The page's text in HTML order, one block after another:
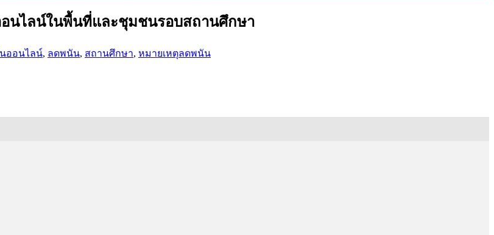
นไลน์ในพื้นที่และชุมชนรอบสถานศึกษา
ออนไลน์, ลดพนัน, สถานศึกษา, หมายเหตุลดพนัน